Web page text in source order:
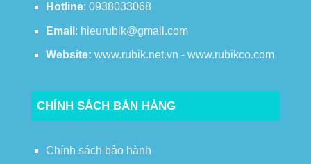
Hotline: 0938033068
Email : hieurubik@gmail.com
Website: www.rubik.net.vn - www.rubikco.com
CHÍNH SÁCH BÁN HÀNG
Chính sách bảo hành